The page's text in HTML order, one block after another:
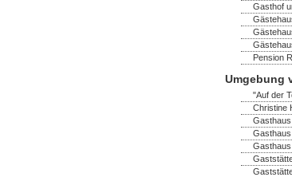
Gasthof
Pension
Umgebung
"Auf der
Christine